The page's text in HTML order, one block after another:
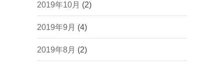
2019年10月 (2)
2019年9月 (4)
2019年8月 (2)